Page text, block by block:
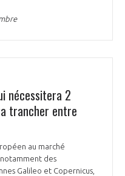
nécessitera 2
trancher entre
au marché
des
Galileo et Copernicus,